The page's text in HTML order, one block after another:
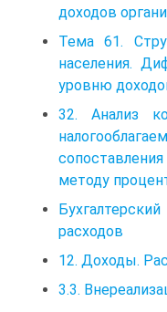
доходов
Тема 61.
населения.
уровню
32. Анализ
методу
расходов
12. Доходы.
3.3.